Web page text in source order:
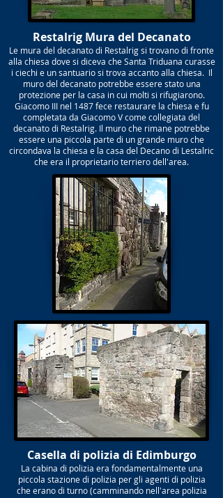
Restalrig Mura del Decanato
Le mura del decanato di Restalrig si trovano di fronte
alla chiesa dove si diceva che Santa Triduana curasse
i ciechi e un santuario si trova accanto alla chiesa. Il
muro del decanato potrebbe essere stato una
protezione per la casa in cui molti si rifugiarono.
Giacomo III nel 1487 fece restaurare la chiesa e fu
completata da Giacomo V come collegiata del
decanato di Restalrig. Il muro che rimane potrebbe
essere una piccola parte di un grande muro che
circondava la chiesa e la casa del Decano di Lestalric
che era il proprietario terriero dell'area.
Casella di polizia di Edimburgo
La cabina di polizia era fondamentalmente una
piccola stazione di polizia per gli agenti di polizia
che erano di turno (camminando nell'area polizia